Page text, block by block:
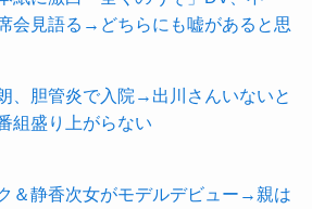
会見語る→どちらにも嘘があると思
、胆管炎で入院→出川さんいないと
組盛り上がらない
＆静香次女がモデルデビュー→親は